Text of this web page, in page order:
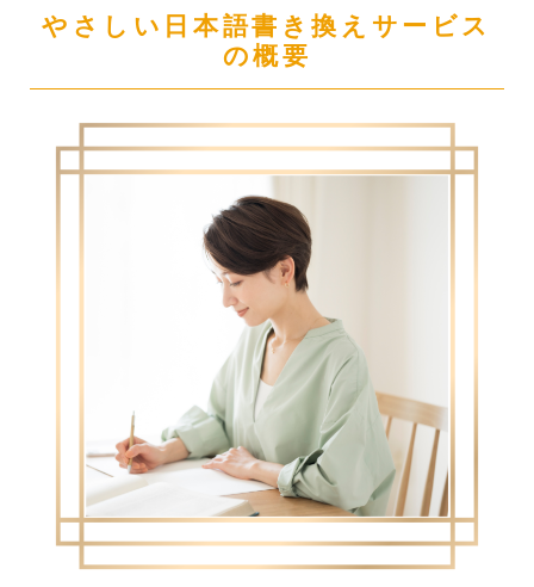
やさしい日本語書き換えサービス
の概要